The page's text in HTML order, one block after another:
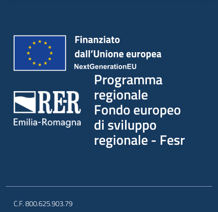
Programma
regionale
Fondo europeo
di sviluppo
regionale - Fesr
C.F. 800.625.903.79